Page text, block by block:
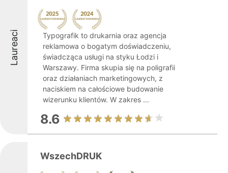
Laureaci
Typografik to drukarnia oraz agencja
reklamowa o bogatym doświadczeniu,
świadcząca usługi na styku Łodzi i
Warszawy. Firma skupia się na poligrafii
oraz działaniach marketingowych, z
naciskiem na całościowe budowanie
wizerunku klientów. W zakres ...
8.6
WszechDRUK